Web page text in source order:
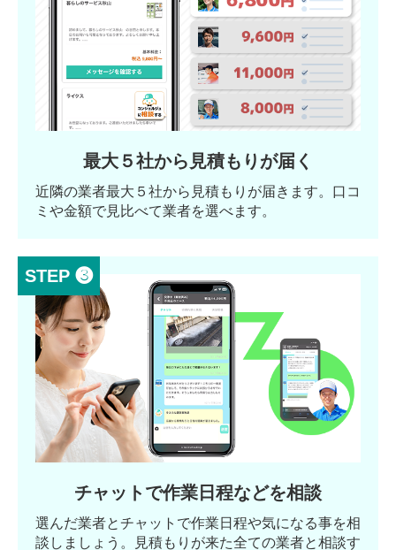
最大５社から見積もりが届く
近隣の業者最大５社から見積もりが届きます。口コ
ミや金額で見比べて業者を選べます。
STEP ❸
チャットで作業日程などを相談
選んだ業者とチャットで作業日程や気になる事を相
談しましょう。見積もりが来た全ての業者と相談す